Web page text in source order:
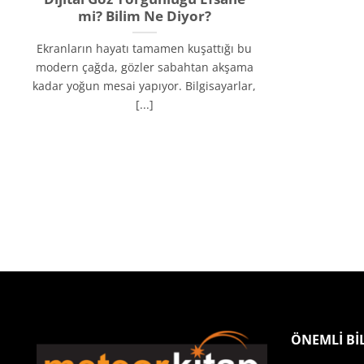
mi? Bilim Ne Diyor?
Ekranların hayatı tamamen kuşattığı bu
modern çağda, gözler sabahtan akşama
kadar yoğun mesai yapıyor. Bilgisayarlar,
[...]
ÖNEMLİ